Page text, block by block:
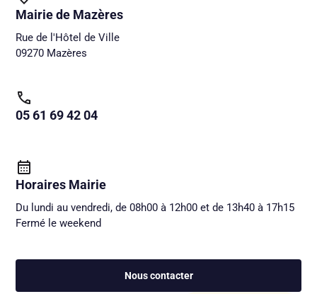
Mairie de Mazères
Rue de l'Hôtel de Ville
09270 Mazères
05 61 69 42 04
Horaires Mairie
Du lundi au vendredi, de 08h00 à 12h00 et de 13h40 à 17h15
Fermé le weekend
Nous contacter